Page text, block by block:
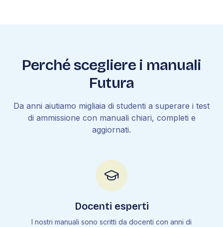
Perché scegliere i manuali
Futura
Da anni aiutiamo migliaia di studenti a superare i test
di ammissione con manuali chiari, completi e
aggiornati.
Docenti esperti
I nostri manuali sono scritti da docenti con anni di